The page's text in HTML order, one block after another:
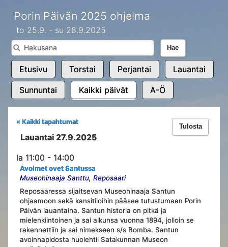
Porin Päivän 2025 ohjelma
to 25.9. - su 28.9.2025
Hae
Etusivu Torstai Perjantai Lauantai
Sunnuntai Kaikki päivät A-Ö
Tulosta
« Kaikki tapahtumat
Lauantai 27.9.2025
la 11:00 - 14:00
Avoimet ovet Santussa
Museohinaaja Santtu, Reposaari
Reposaaressa sijaitsevan Museohinaaja Santun
ohjaamoon sekä kansitiloihin pääsee tutustumaan Porin
Päivän lauantaina. Santun historia on pitkä ja
mielenkiintoinen ja sai alkunsa vuonna 1894, jolloin se
rakennettiin ja sai nimekseen s/s Bomba. Santun
avoinnapidosta huolehtii Satakunnan Museon